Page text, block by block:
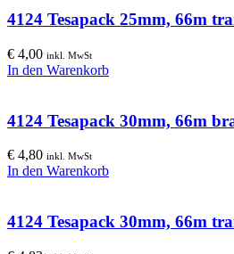
4124 Tesapack 25mm, 66m
€ 4,00 inkl. MwSt
In den Warenkorb
4124 Tesapack 30mm, 66m
€ 4,80 inkl. MwSt
In den Warenkorb
4124 Tesapack 30mm, 66m